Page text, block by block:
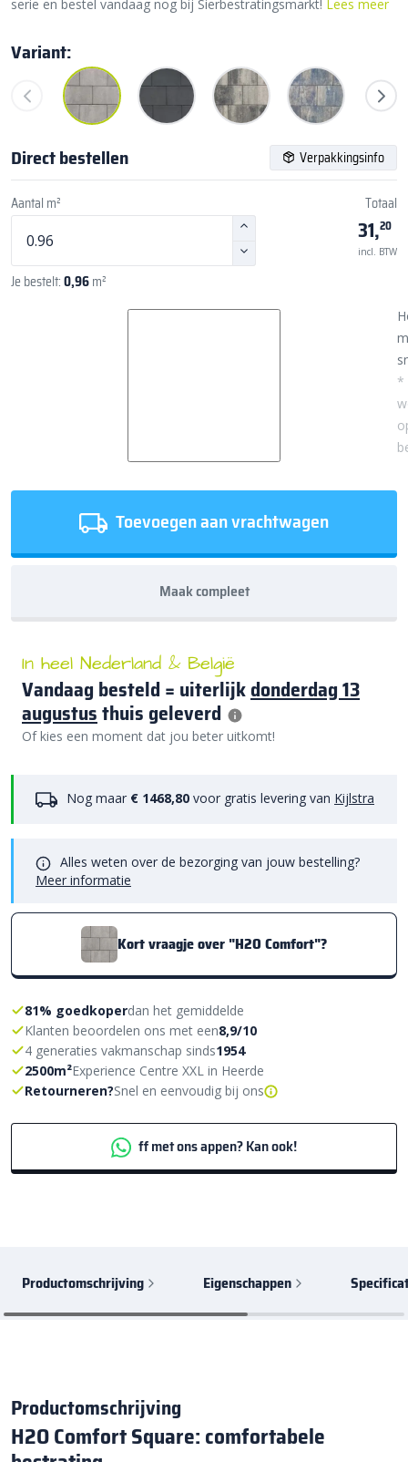
serie en bestel vandaag nog bij Sierbestratingsmarkt! Lees meer
Variant:
Direct bestellen Verpakkingsinfo
Aantal m²
Je bestelt:0,96m²
Totaal
31,20
incl. BTW
*
Toevoegen aan vrachtwagen
Maak compleet
In heel Nederland & België
Vandaag besteld = uiterlijkdonderdag 13
augustusthuis geleverd
Of kies een moment dat jou beter uitkomt!
Nog maar € 1468,80 voor gratis levering van Kijlstra
Alles weten over de bezorging van jouw bestelling?
Meer informatie
Kort vraagje over "H2O Comfort"?
81% goedkoperdan het gemiddelde
Klanten beoordelen ons met een8,9/10
4 generaties vakmanschap sinds1954
2500m²Experience Centre XXL in Heerde
Retourneren?Snel en eenvoudig bij ons
ff met ons appen? Kan ook!
Productomschrijving Eigenschappen
Productomschrijving
H2O Comfort Square: comfortabele